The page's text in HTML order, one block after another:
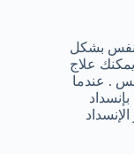
بشكل
علاج
. عندما